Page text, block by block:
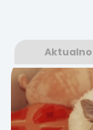
Aktualno